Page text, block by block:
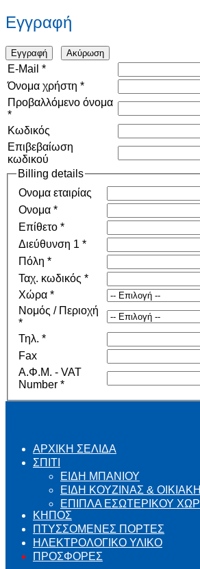
Εγγραφή
Εγγραφή Ακύρωση
E-Mail *
Όνομα χρήστη *
Προβαλλόμενο όνομα
*
Κωδικός
Επιβεβαίωση
κωδικού
Billing details
Ονομα εταιρίας
Ονομα *
Επίθετο *
Διεύθυνση 1 *
Πόλη *
Ταχ. κωδικός *
Χώρα *
Νομός / Περιοχή
*
Τηλ. *
Fax
Α.Φ.Μ. - VAT
Number *
ΑΡΧΙΚΗ ΣΕΛΙΔΑ
ΣΠΙΤΙ
ΕΙΔΗ ΜΠΑΝΙΟΥ
ΕΙΔΗ ΚΟΥΖΙΝΑΣ &
ΕΠΙΠΛΑ ΕΣΩΤΕΡΙΚΟΥ
ΚΗΠΟΣ
ΠΤΥΣΣΟΜΕΝΕΣ ΠΟΡΤΕΣ
ΗΛΕΚΤΡΟΛΟΓΙΚΟ ΥΛΙΚΟ
ΠΡΟΣΦΟΡΕΣ